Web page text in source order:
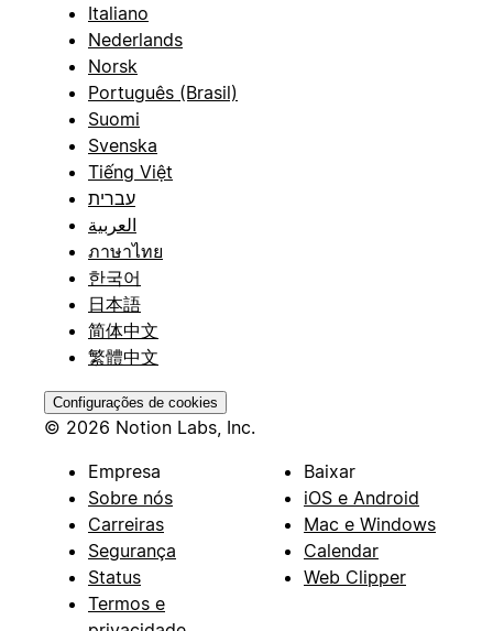
Italiano
Nederlands
Norsk
Português (Brasil)
Suomi
Svenska
Tiếng Việt
עברית
العربية
ภาษาไทย
한국어
日本語
简体中文
繁體中文
Configurações de cookies
© 2026 Notion Labs, Inc.
Empresa
Sobre nós
Carreiras
Segurança
Status
Termos e
Baixar
iOS e Android
Mac e Windows
Calendar
Web Clipper